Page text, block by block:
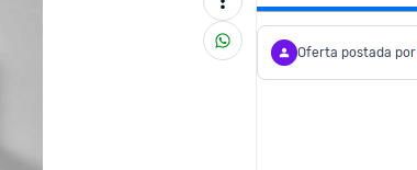
Oferta postada por